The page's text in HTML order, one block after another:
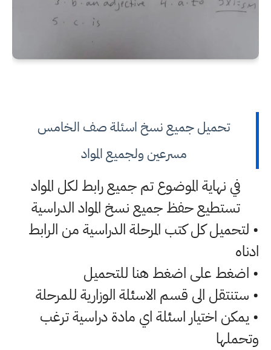
تحميل جميع نسخ اسئلة صف الخامس
مسرعين ولجميع المواد
في نهاية الموضوع تم جميع رابط لكل المواد
تستطيع حفظ جميع نسخ المواد الدراسية
• لتحميل كل كتب المرحلة الدراسية من الرابط
ادناه
• اضغط على اضغط هنا للتحميل
• ستنتقل الى قسم الاسئلة الوزارية للمرحلة
• يمكن اختيار اسئلة اي مادة دراسية ترغب
وتحملها